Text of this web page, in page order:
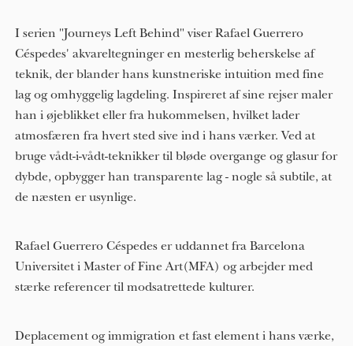
I serien "Journeys Left Behind" viser Rafael Guerrero
Céspedes' akvareltegninger en mesterlig beherskelse af
teknik, der blander hans kunstneriske intuition med fine
lag og omhyggelig lagdeling. Inspireret af sine rejser maler
han i øjeblikket eller fra hukommelsen, hvilket lader
atmosfæren fra hvert sted sive ind i hans værker. Ved at
bruge vådt-i-vådt-teknikker til bløde overgange og glasur for
dybde, opbygger han transparente lag - nogle så subtile, at
de næsten er usynlige.
Rafael Guerrero Céspedes er uddannet fra Barcelona
Universitet i Master of Fine Art(MFA) og arbejder med
stærke referencer til modsatrettede kulturer.
Deplacement og immigration et fast element i hans værke,